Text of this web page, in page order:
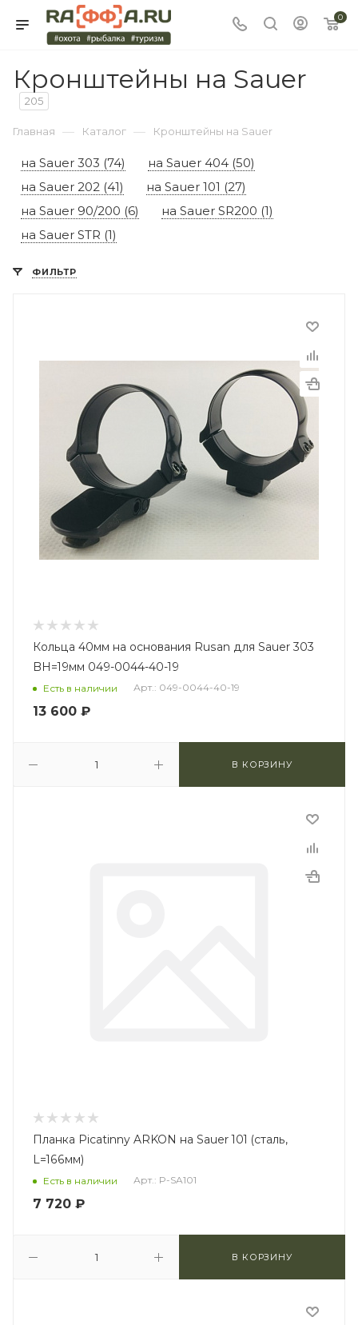
0
Кронштейны на Sauer
205
Главная — Каталог — Кронштейны на Sauer
на Sauer 303 (74)
на Sauer 404 (50)
на Sauer 202 (41)
на Sauer 101 (27)
на Sauer 90/200 (6)
на Sauer SR200 (1)
на Sauer STR (1)
ФИЛЬТР
Кольца 40мм на основания Rusan для Sauer 303
BH=19мм 049-0044-40-19
Есть в наличии Арт.: 049-0044-40-19
13 600 ₽
В КОРЗИНУ
Планка Picatinny ARKON на Sauer 101 (сталь,
L=166мм)
Есть в наличии Арт.: P-SA101
7 720 ₽
В КОРЗИНУ